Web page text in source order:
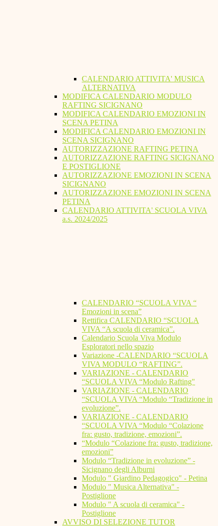
CALENDARIO ATTIVITA' MUSICA
ALTERNATIVA
MODIFICA CALENDARIO MODULO
RAFTING SICIGNANO
MODIFICA CALENDARIO EMOZIONI IN
SCENA PETINA
MODIFICA CALENDARIO EMOZIONI IN
SCENA SICIGNANO
AUTORIZZAZIONE RAFTING PETINA
AUTORIZZAZIONE RAFTING SICIGNANO
E POSTIGLIONE
AUTORIZZAZIONE EMOZIONI IN SCENA
SICIGNANO
AUTORIZZAZIONE EMOZIONI IN SCENA
PETINA
CALENDARIO ATTIVITA' SCUOLA VIVA
a.s. 2024/2025
CALENDARIO “SCUOLA VIVA “
Emozioni in scena”
Rettifica CALENDARIO “SCUOLA
VIVA “A scuola di ceramica”.
Calendario Scuola Viva Modulo
Esploratori nello spazio
Variazione -CALENDARIO “SCUOLA
VIVA MODULO “RAFTING”.
VARIAZIONE - CALENDARIO
“SCUOLA VIVA “Modulo Rafting"
VARIAZIONE - CALENDARIO
“SCUOLA VIVA “Modulo “Tradizione in
evoluzione”.
VARIAZIONE - CALENDARIO
“SCUOLA VIVA “Modulo “Colazione
fra: gusto, tradizione, emozioni”.
“Modulo “Colazione fra: gusto, tradizione,
emozioni”
Modulo “Tradizione in evoluzione” -
Sicignano degli Alburni
Modulo " Giardino Pedagogico" - Petina
Modulo " Musica Alternativa" -
Postiglione
Modulo " A scuola di ceramica" -
Postiglione
AVVISO DI SELEZIONE TUTOR